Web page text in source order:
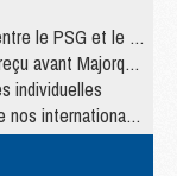
PSG et le Barça
Majorque/PSG
individuelles
internationaux »